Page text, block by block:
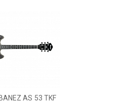
AS 53 TKF